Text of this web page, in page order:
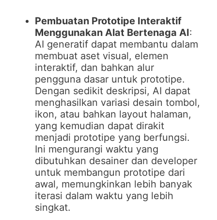
Pembuatan Prototipe Interaktif
Menggunakan Alat Bertenaga AI:
AI generatif dapat membantu dalam
membuat aset visual, elemen
interaktif, dan bahkan alur
pengguna dasar untuk prototipe.
Dengan sedikit deskripsi, AI dapat
menghasilkan variasi desain tombol,
ikon, atau bahkan layout halaman,
yang kemudian dapat dirakit
menjadi prototipe yang berfungsi.
Ini mengurangi waktu yang
dibutuhkan desainer dan developer
untuk membangun prototipe dari
awal, memungkinkan lebih banyak
iterasi dalam waktu yang lebih
singkat.